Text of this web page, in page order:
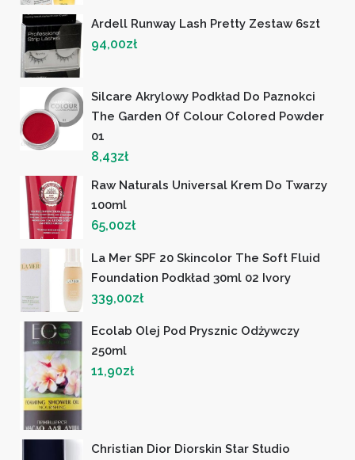
Ardell Runway Lash Pretty Zestaw 6szt
94,00zł
Silcare Akrylowy Podkład Do Paznokci
The Garden Of Colour Colored Powder
01
8,43zł
Raw Naturals Universal Krem Do Twarzy
100ml
65,00zł
La Mer SPF 20 Skincolor The Soft Fluid
Foundation Podkład 30ml 02 Ivory
339,00zł
Ecolab Olej Pod Prysznic Odżywczy
250ml
11,90zł
Christian Dior Diorskin Star Studio